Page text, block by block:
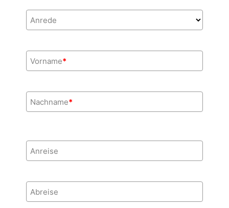
Anrede
Vorname*
Nachname*
Anreise
Abreise